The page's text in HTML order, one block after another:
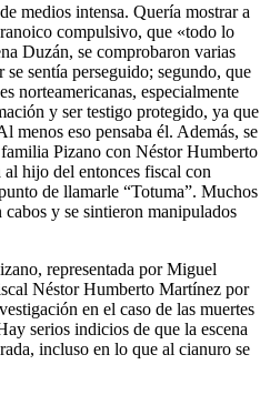
medios intensa. Quería mostrar a
compulsivo, que «todo lo
Duzán, se comprobaron varias
sentía perseguido; segundo, que
norteamericanas, especialmente
y ser testigo protegido, ya que
menos eso pensaba él. Además, se
Pizano con Néstor Humberto
hijo del entonces fiscal con
de llamarle “Totuma”. Muchos
cabos y se sintieron manipulados
representada por Miguel
Néstor Humberto Martínez por
en el caso de las muertes
serios indicios de que la escena
incluso en lo que al cianuro se